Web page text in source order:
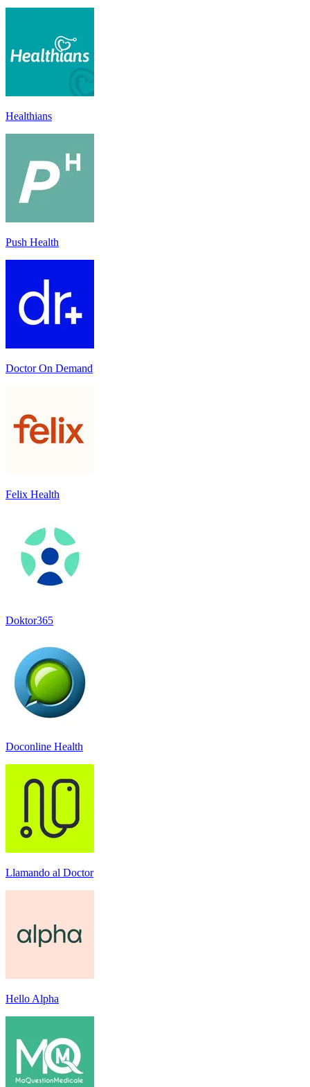
Healthians
Push Health
Doctor On Demand
Felix Health
Doktor365
Doconline Health
Llamando al Doctor
Hello Alpha